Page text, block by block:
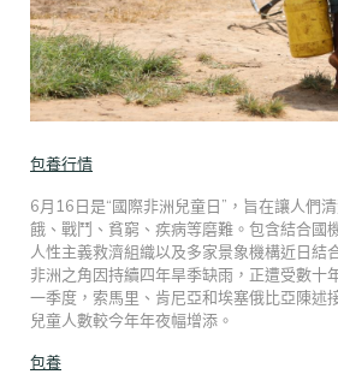
包養行情
6月16日是“國際非洲兒童日”，旨在讓人們
餓、戰鬥、貧窮、疾病等磨難。包含結合國
人性主義救濟組織以及多家景象機構近日結
非洲之角因持續四年旱季缺雨，正遭受數十
一季度，索馬里、肯尼亞和埃塞俄比亞陳述
兒童人數較今年年夜幅增添。
包養